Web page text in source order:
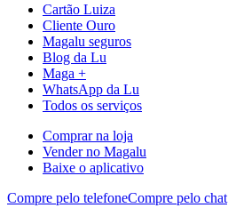
Cartão Luiza
Cliente Ouro
Magalu seguros
Blog da Lu
Maga +
WhatsApp da Lu
Todos os serviços
Comprar na loja
Vender no Magalu
Baixe o aplicativo
Compre pelo telefoneCompre pelo chat